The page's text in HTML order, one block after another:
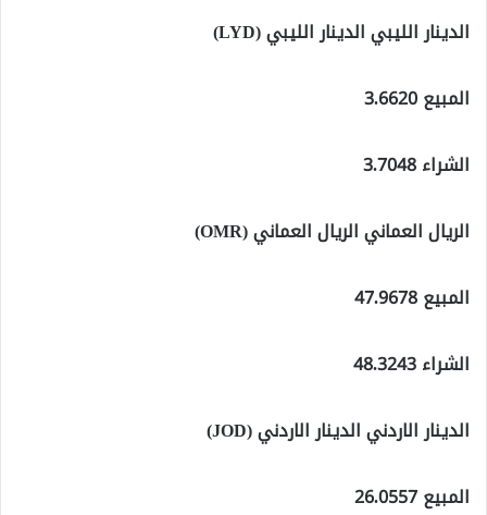
الدينار الليبي الدينار الليبي (LYD)
المبيع 3.6620
الشراء 3.7048
الريال العماني الريال العماني (OMR)
المبيع 47.9678
الشراء 48.3243
الدينار الاردني الدينار الاردني (JOD)
المبيع 26.0557